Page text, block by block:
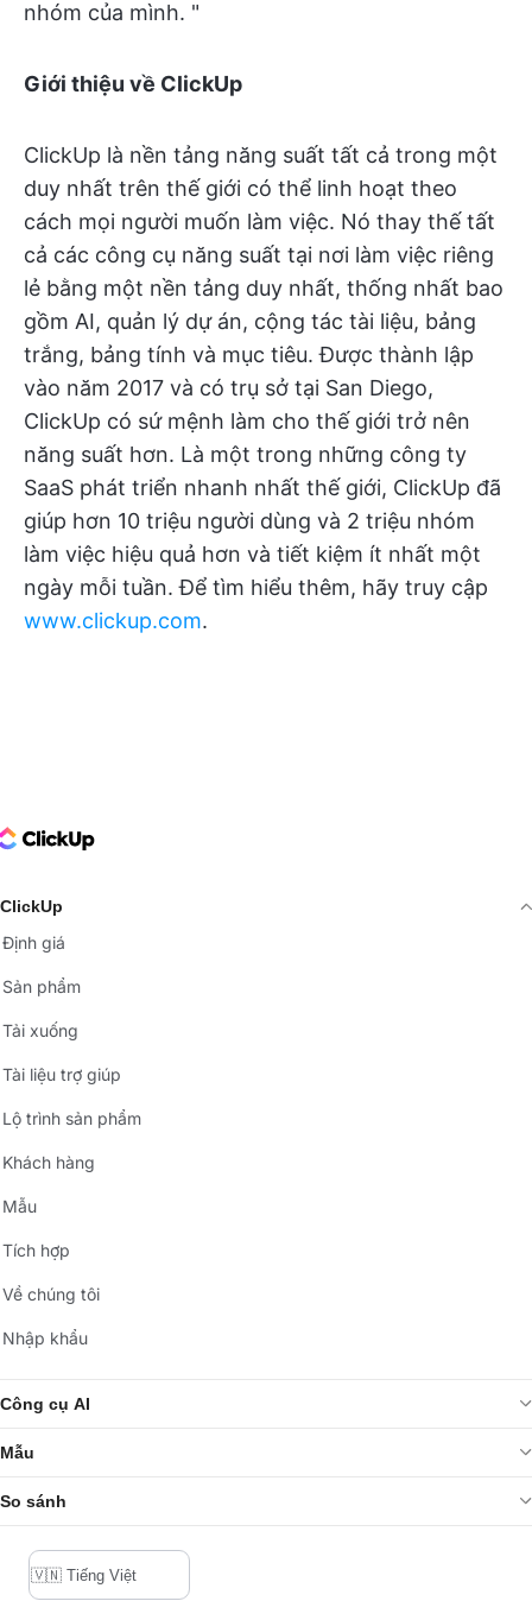
nhóm của mình. "
Giới thiệu về ClickUp
ClickUp là nền tảng năng suất tất cả trong một
duy nhất trên thế giới có thể linh hoạt theo
cách mọi người muốn làm việc. Nó thay thế tất
cả các công cụ năng suất tại nơi làm việc riêng
lẻ bằng một nền tảng duy nhất, thống nhất bao
gồm AI, quản lý dự án, cộng tác tài liệu, bảng
trắng, bảng tính và mục tiêu. Được thành lập
vào năm 2017 và có trụ sở tại San Diego,
ClickUp có sứ mệnh làm cho thế giới trở nên
năng suất hơn. Là một trong những công ty
SaaS phát triển nhanh nhất thế giới, ClickUp đã
giúp hơn 10 triệu người dùng và 2 triệu nhóm
làm việc hiệu quả hơn và tiết kiệm ít nhất một
ngày mỗi tuần. Để tìm hiểu thêm, hãy truy cập
www.clickup.com.
Logo
ClickUp
Định giá
Sản phẩm
Tải xuống
Tài liệu trợ giúp
Lộ trình sản phẩm
Khách hàng
Mẫu
Tích hợp
Về chúng tôi
Nhập khẩu
Công cụ AI
Mẫu
So sánh